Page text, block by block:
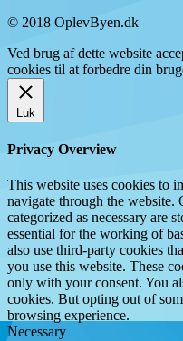
© 2018 OplevByen.dk
Ved brug af dette website
cookies til at forbedre din
Luk
Privacy Overview
This website uses cookies to
navigate through the website.
categorized as necessary are
essential for the working of
also use third-party cookies
you use this website. These
only with your consent. You
cookies. But opting out of
browsing experience.
Necessary